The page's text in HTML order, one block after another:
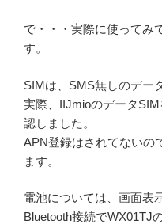
で・・・実際に使ってみ
す。
SIMは、SMS無しのデー
実際、IIJmioのデータ
認しました。
APN登録はされてないの
ます。
電池については、画面表
Bluetooth接続でWX01TJ